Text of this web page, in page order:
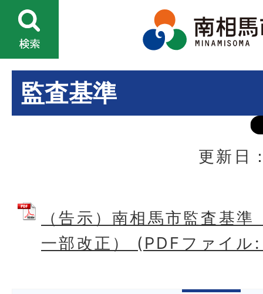
監査基準
更新日
（告示）南相馬市監査基
一部改正） (PDFファイ